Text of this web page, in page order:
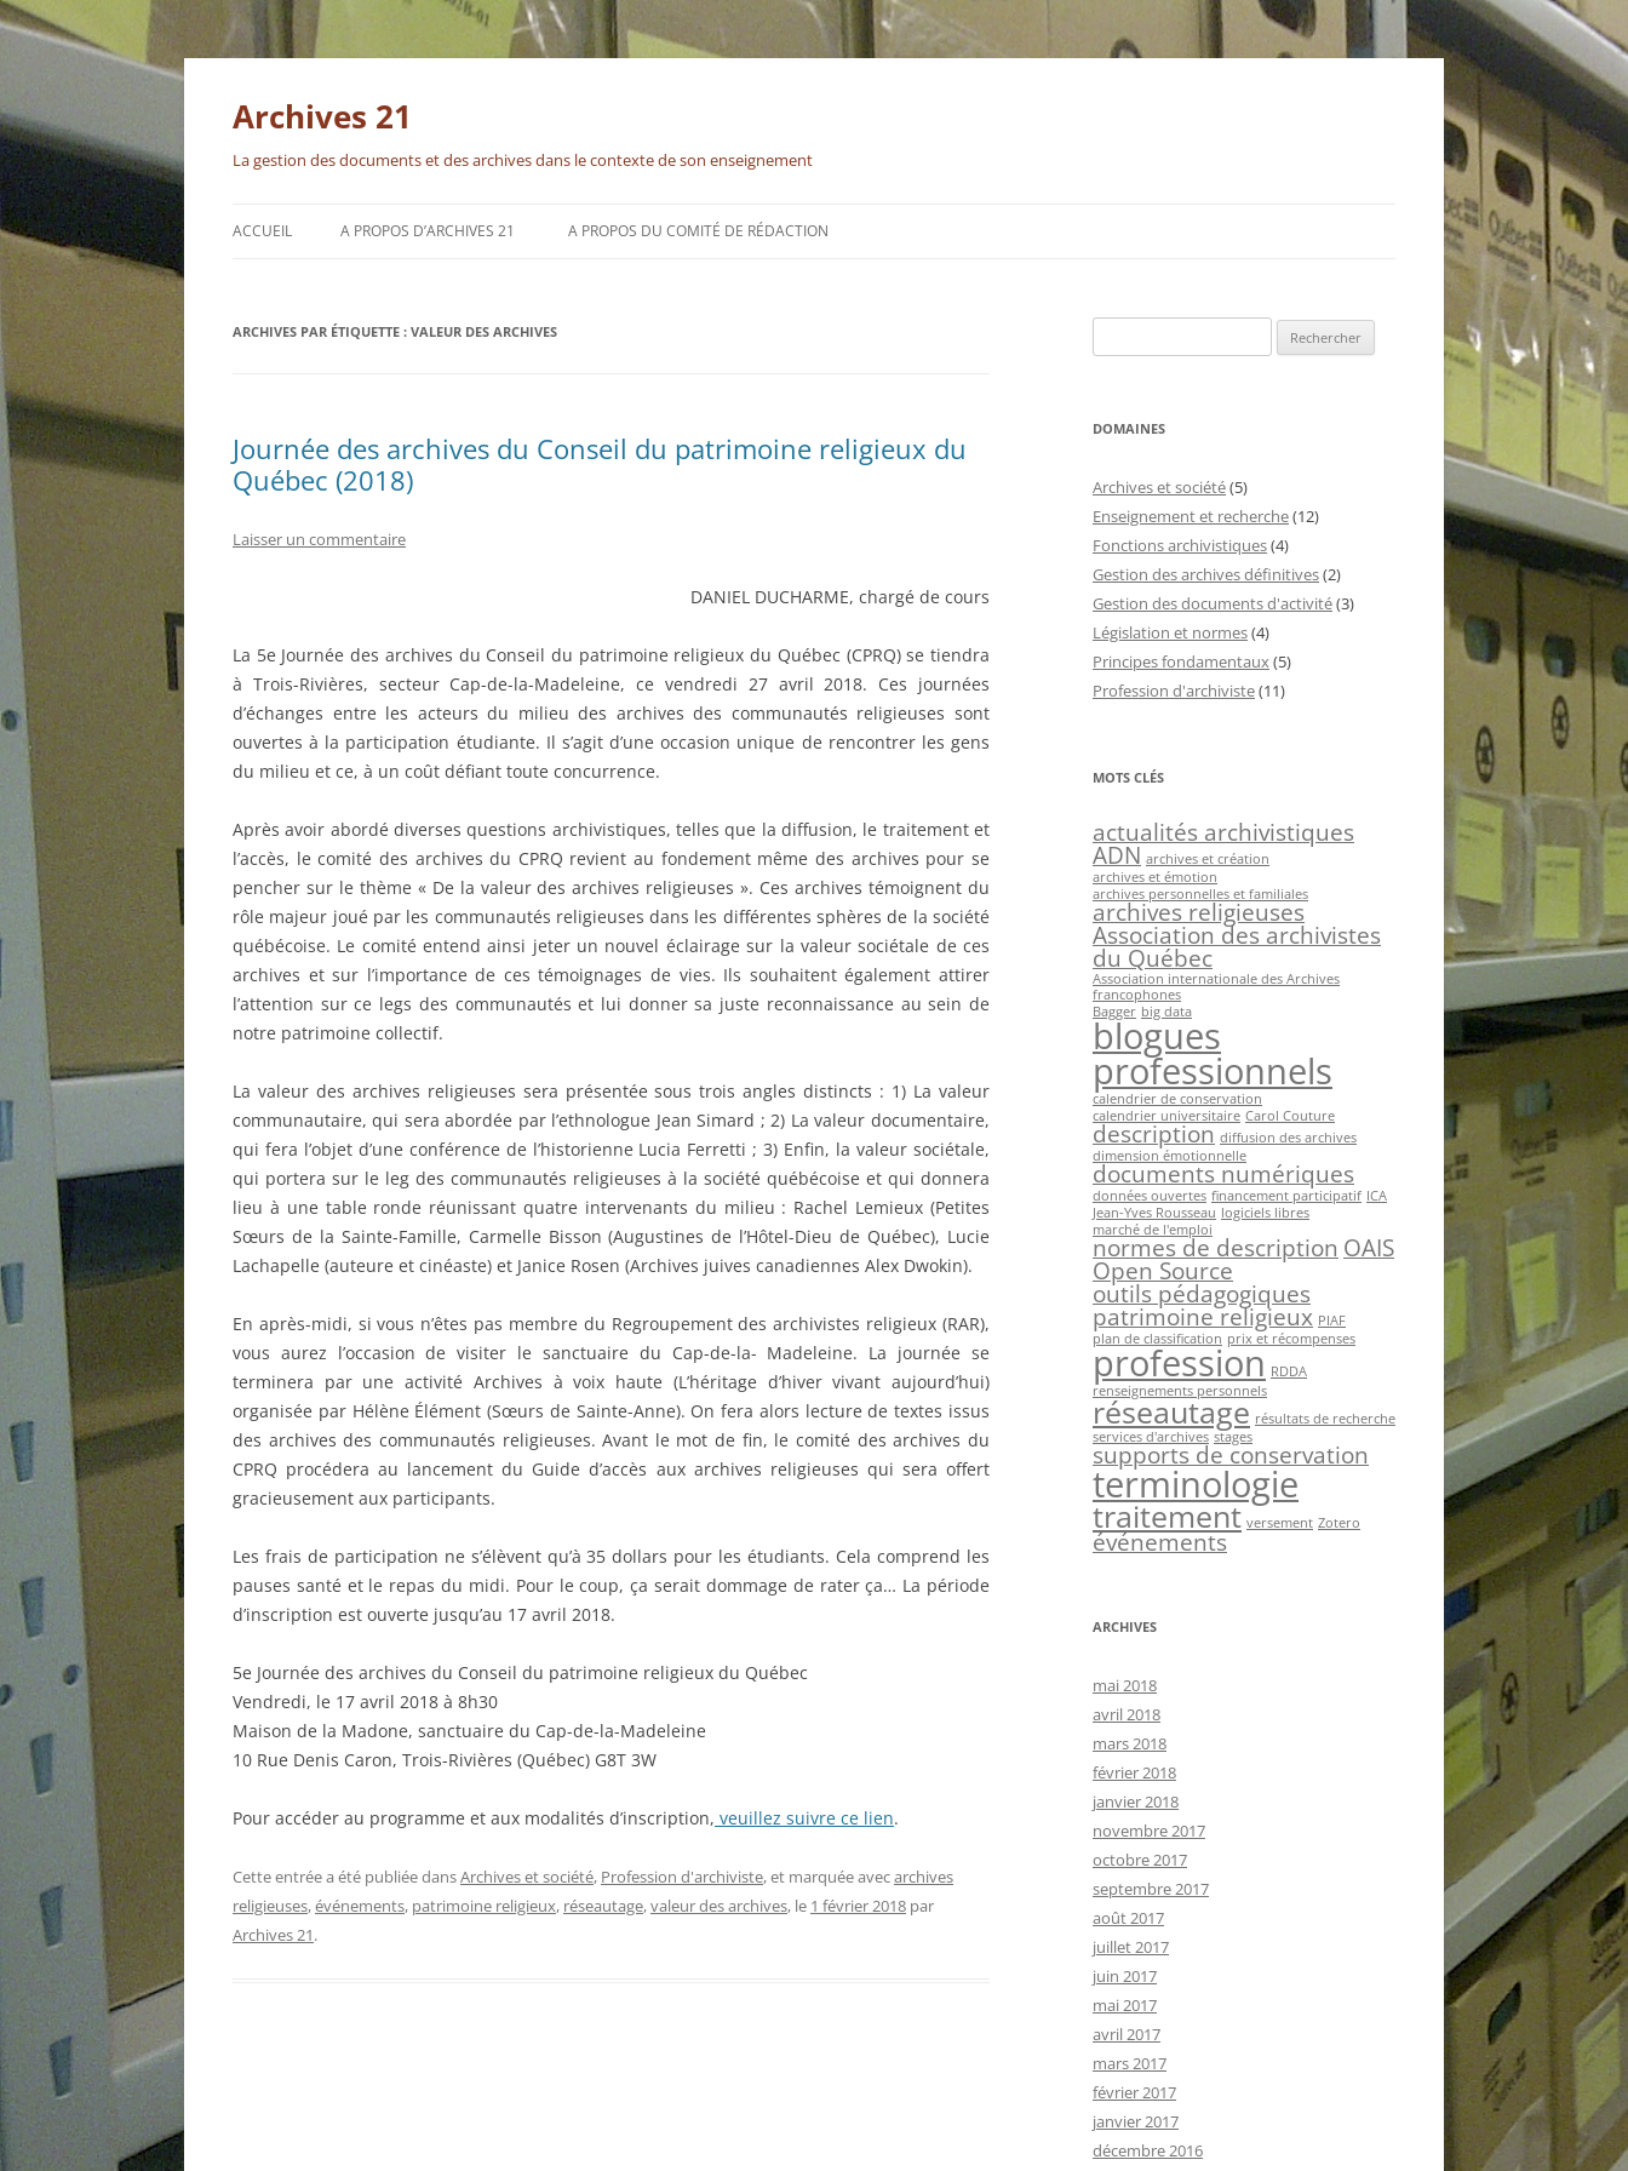
Aller
contenu
Archives 21
La gestion des documents et des archives dans le contexte de son enseignement
ACCUEIL A PROPOS D’ARCHIVES 21 A PROPOS DU COMITÉ DE RÉDACTION
ARCHIVES PAR ÉTIQUETTE : VALEUR DES ARCHIVES
Journée des archives du Conseil du patrimoine religieux du
Québec (2018)
Laisser un commentaire
DANIEL DUCHARME, chargé de cours
La 5e Journée des archives du Conseil du patrimoine religieux du Québec (CPRQ) se tiendra
à Trois-Rivières, secteur Cap-de-la-Madeleine, ce vendredi 27 avril 2018. Ces journées
d’échanges entre les acteurs du milieu des archives des communautés religieuses sont
ouvertes à la participation étudiante. Il s’agit d’une occasion unique de rencontrer les gens
du milieu et ce, à un coût défiant toute concurrence.
Après avoir abordé diverses questions archivistiques, telles que la diffusion, le traitement et
l’accès, le comité des archives du CPRQ revient au fondement même des archives pour se
pencher sur le thème « De la valeur des archives religieuses ». Ces archives témoignent du
rôle majeur joué par les communautés religieuses dans les différentes sphères de la société
québécoise. Le comité entend ainsi jeter un nouvel éclairage sur la valeur sociétale de ces
archives et sur l’importance de ces témoignages de vies. Ils souhaitent également attirer
l’attention sur ce legs des communautés et lui donner sa juste reconnaissance au sein de
notre patrimoine collectif.
La valeur des archives religieuses sera présentée sous trois angles distincts : 1) La valeur
communautaire, qui sera abordée par l’ethnologue Jean Simard ; 2) La valeur documentaire,
qui fera l’objet d’une conférence de l’historienne Lucia Ferretti ; 3) Enfin, la valeur sociétale,
qui portera sur le leg des communautés religieuses à la société québécoise et qui donnera
lieu à une table ronde réunissant quatre intervenants du milieu : Rachel Lemieux (Petites
Sœurs de la Sainte-Famille, Carmelle Bisson (Augustines de l’Hôtel-Dieu de Québec), Lucie
Lachapelle (auteure et cinéaste) et Janice Rosen (Archives juives canadiennes Alex Dwokin).
En après-midi, si vous n’êtes pas membre du Regroupement des archivistes religieux (RAR),
vous aurez l’occasion de visiter le sanctuaire du Cap-de-la- Madeleine. La journée se
terminera par une activité Archives à voix haute (L’héritage d’hiver vivant aujourd’hui)
organisée par Hélène Élément (Sœurs de Sainte-Anne). On fera alors lecture de textes issus
des archives des communautés religieuses. Avant le mot de fin, le comité des archives du
CPRQ procédera au lancement du Guide d’accès aux archives religieuses qui sera offert
gracieusement aux participants.
Les frais de participation ne s’élèvent qu’à 35 dollars pour les étudiants. Cela comprend les
pauses santé et le repas du midi. Pour le coup, ça serait dommage de rater ça… La période
d’inscription est ouverte jusqu’au 17 avril 2018.
5e Journée des archives du Conseil du patrimoine religieux du Québec
Vendredi, le 17 avril 2018 à 8h30
Maison de la Madone, sanctuaire du Cap-de-la-Madeleine
10 Rue Denis Caron, Trois-Rivières (Québec) G8T 3W
Pour accéder au programme et aux modalités d’inscription, veuillez suivre ce lien.
Cette entrée a été publiée dansArchives et société, Profession d'archiviste, et marquée avecarchives
religieuses,événements, patrimoine religieux, réseautage,valeur des archives, le 1 février 2018 par
Archives 21.
DOMAINES
Archives et société(5)
Enseignement et recherche(12)
Fonctions archivistiques(4)
Gestion des archives définitives(2)
Gestion des documents d'activité(3)
Législation et normes(4)
Principes fondamentaux(5)
Profession d'archiviste(11)
MOTS CLÉS
actualités archivistiques
ADN archives et création
archives et émotion
archives personnelles et familiales
archives religieuses
Association des archivistes
du Québec
Association internationale des Archives
francophones
Bagger big data
blogues
professionnels
calendrier de conservation
calendrier universitaire Carol Couture
description diffusion des archives
dimension émotionnelle
documents numériques
données ouvertes financement participatif ICA
Jean-Yves Rousseau logiciels libres
marché de l'emploi
normes de description OAIS
Open Source
outils pédagogiques
patrimoine religieux PIAF
plan de classification prix et récompenses
profession RDDA
renseignements personnels
réseautage résultats de recherche
services d'archives stages
supports de conservation
terminologie
traitement versement Zotero
événements
ARCHIVES
mai 2018
avril 2018
mars 2018
février 2018
janvier 2018
novembre 2017
octobre 2017
septembre 2017
août 2017
juillet 2017
juin 2017
mai 2017
avril 2017
mars 2017
février 2017
janvier 2017
décembre 2016